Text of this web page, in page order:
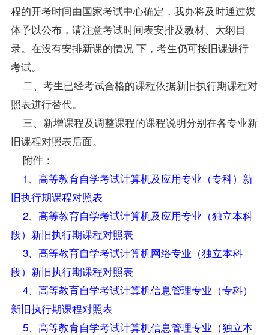
程的开考时间由国家考试中心确定，我办将及时通过媒
体予以公布，请注意考试时间表安排及教材、大纲目
录。在没有安排新课的情况 下，考生仍可按旧课进行
考试。
二、考生已经考试合格的课程依据新旧执行期课程对
照表进行替代。
三、新增课程及调整课程的课程说明分别在各专业新
旧课程对照表后面。
附件：
1、高等教育自学考试计算机及应用专业（专科）新
旧执行期课程对照表
2、高等教育自学考试计算机及应用专业（独立本科
段）新旧执行期课程对照表
3、高等教育自学考试计算机网络专业（独立本科
段）新旧执行期课程对照表
4、高等教育自学考试计算机信息管理专业（专科）
新旧执行期课程对照表
5、高等教育自学考试计算机信息管理专业（独立本